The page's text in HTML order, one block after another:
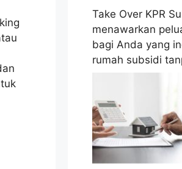
Take Over KPR
menawarkan
bagi Anda yang
rumah subsidi